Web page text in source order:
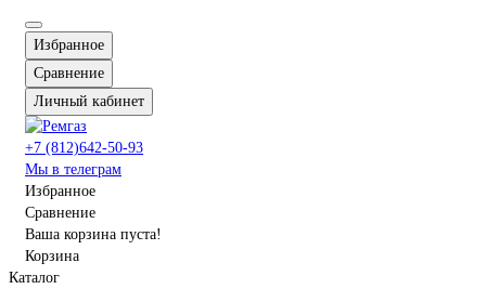
Избранное
Сравнение
Личный кабинет
+7 (812)642-50-93
Мы в телеграм
Избранное
Сравнение
Ваша корзина пуста!
Корзина
Каталог